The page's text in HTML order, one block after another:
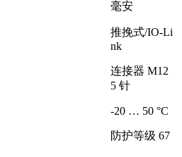
毫安
推挽式/IO-Li
nk
连接器 M12
5 针
-20 … 50 °C
防护等级 67